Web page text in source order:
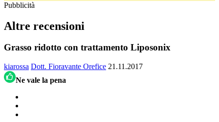
Pubblicità
Altre recensioni
Grasso ridotto con trattamento Liposonix
kiarossa Dott. Fioravante Orefice 21.11.2017
Ne vale la pena